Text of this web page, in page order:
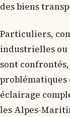
des biens
Particuliers,
industrielles ou
sont
problématiques
éclairage
les Alpes-